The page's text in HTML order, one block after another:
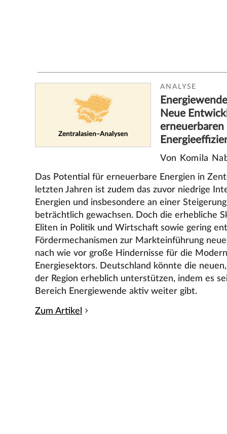
ANALYSE
Neue
erneuerbaren
Von Komila
Das Potential für erneuerbare Energien in
letzten Jahren ist zudem das zuvor niedrige
Energien und insbesondere an einer
beträchtlich gewachsen. Doch die erhebliche
Eliten in Politik und Wirtschaft sowie gering
Fördermechanismen zur Markteinführung
nach wie vor große Hindernisse für die
Energiesektors. Deutschland könnte die
der Region erheblich unterstützen, indem es
Bereich Energiewende aktiv weiter gibt.
Zum Artikel